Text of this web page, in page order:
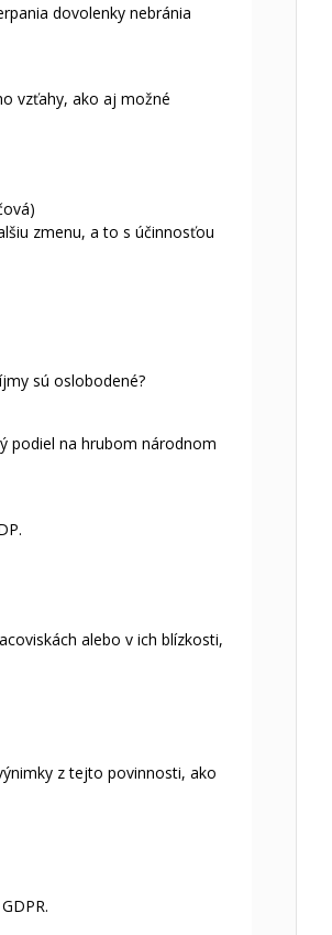
dovolenky nebránia
vzťahy, ako aj možné
zmenu, a to s účinnosťou
sú oslobodené?
podiel na hrubom národnom
alebo v ich blízkosti,
z tejto povinnosti, ako